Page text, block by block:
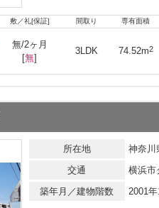
敷／礼[保証] 間取り 専有面積
無/2ヶ月
[無]
3LDK 74.52m2
所在地
神奈川
交通
横浜市
築年月／建物階数
2001